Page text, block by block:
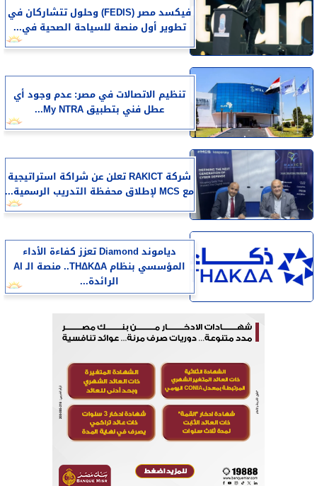
فيكسد مصر (FEDIS) وحلول تتشاركان في
تطوير أول منصة للسياحة الصحية في...
تنظيم الاتصالات في مصر: عدم وجود أي
عطل فني بتطبيق My NTRA...
شركة RAKICT تعلن عن شراكة استراتيجية
مع MCS لإطلاق محفظة التدريب الرسمية...
دياموند Diamond تعزز كفاءة الأداء
المؤسسي بنظام THΔKΔA.. منصة الـ AI
الرائدة...